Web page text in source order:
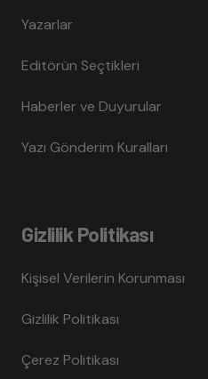
Yazarlar
Editörün Seçtikleri
Haberler ve Duyurular
Yazı Gönderim Kuralları
Gizlilik Politikası
Kişisel Verilerin Korunması
Gizlilik Politikası
Çerez Politikası